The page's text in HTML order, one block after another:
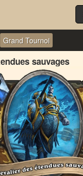
Grand Tournoi
sauvages